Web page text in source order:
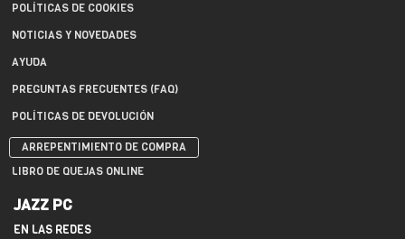
POLÍTICAS DE COOKIES
NOTICIAS Y NOVEDADES
AYUDA
PREGUNTAS FRECUENTES (FAQ)
POLÍTICAS DE DEVOLUCIÓN
ARREPENTIMIENTO DE COMPRA
LIBRO DE QUEJAS ONLINE
JAZZ PC
EN LAS REDES